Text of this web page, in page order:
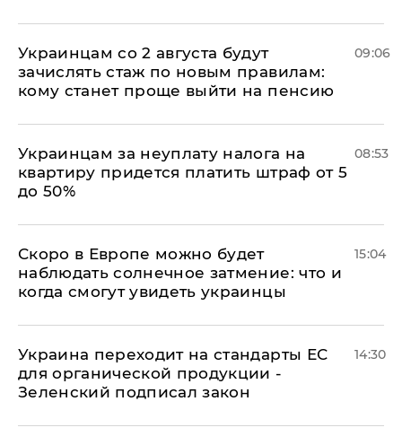
Украинцам со 2 августа будут
зачислять стаж по новым правилам:
кому станет проще выйти на пенсию
09:06
Украинцам за неуплату налога на
квартиру придется платить штраф от 5
до 50%
08:53
Скоро в Европе можно будет
наблюдать солнечное затмение: что и
когда смогут увидеть украинцы
15:04
Украина переходит на стандарты ЕС
для органической продукции -
Зеленский подписал закон
14:30